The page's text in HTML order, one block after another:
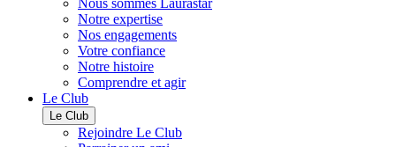
Nous sommes Laurastar
Notre expertise
Nos engagements
Votre confiance
Notre histoire
Comprendre et agir
Le Club
Le Club
Rejoindre Le Club